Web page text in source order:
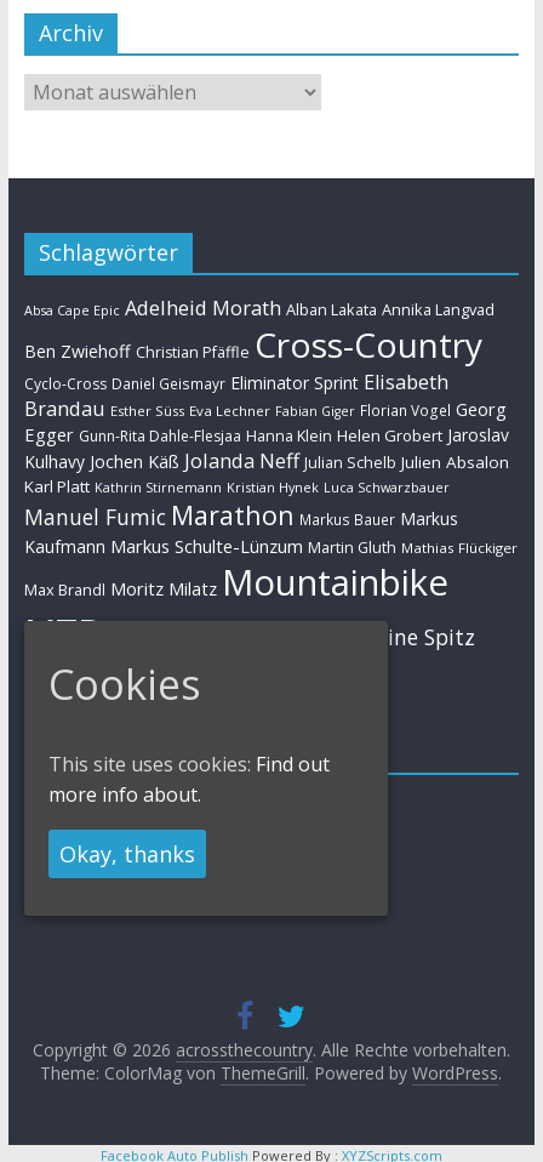
Archiv
Schlagwörter
Absa Cape Epic Adelheid Morath Alban Lakata Annika Langvad
Ben Zwiehoff Christian Pfäffle Cross-Country
Cyclo-Cross Daniel Geismayr Eliminator Sprint Elisabeth
Brandau Esther Süss Eva Lechner Fabian Giger Florian Vogel Georg
Egger Gunn-Rita Dahle-Flesjaa Hanna Klein Helen Grobert Jaroslav
Kulhavy Jochen Käß Jolanda Neff Julian Schelb Julien Absalon
Karl Platt Kathrin Stirnemann Kristian Hynek Luca Schwarzbauer
Manuel Fumic Marathon Markus Bauer Markus
Kaufmann Markus Schulte-Lünzum Martin Gluth Mathias Flückiger
Max Brandl Moritz Milatz Mountainbike
MTB
Sabine Spitz
Simon Stiebjahn
Impressum
Impressum / Kontakt
Datenschutzerklärung
Cookies Policy
Copyright © 2026 acrossthecountry. Alle Rechte vorbehalten.
Theme: ColorMag von ThemeGrill. Powered byWordPress.
Facebook Auto Publish Powered By : XYZScripts.com
Cookies
This site uses cookies: Find out
more info about.
Okay, thanks